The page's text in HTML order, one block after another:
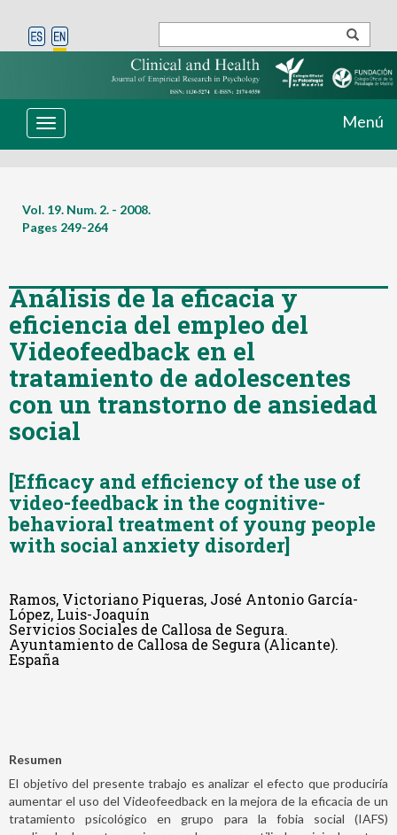
Toggle
navigation
Menú
Vol. 19. Num. 2. - 2008.
Pages 249-264
Análisis de la eficacia y
eficiencia del empleo del
Videofeedback en el
tratamiento de adolescentes
con un transtorno de ansiedad
social
[Efficacy and efficiency of the use of
video-feedback in the cognitive-
behavioral treatment of young people
with social anxiety disorder]
Ramos, Victoriano Piqueras, José Antonio García-
López, Luis-Joaquín
Servicios Sociales de Callosa de Segura.
Ayuntamiento de Callosa de Segura (Alicante).
España
Resumen
El objetivo del presente trabajo es analizar el efecto que produciría
aumentar el uso del Videofeedback en la mejora de la eficacia de un
tratamiento psicológico en grupo para la fobia social (IAFS)